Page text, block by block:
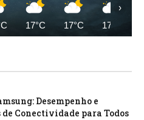
17°C 17°C 17°C
›
Desempenho e
de Conectividade para Todos